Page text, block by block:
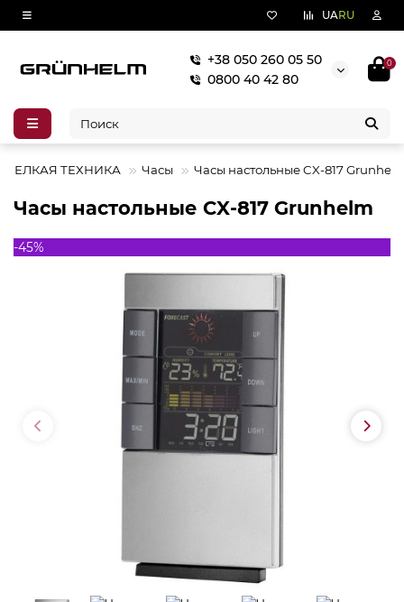
UARU
+38 050 260 05 50
0800 40 42 80
0
МЕЛКАЯ ТЕХНИКА Часы Часы настольные CX-817
Часы настольные CX-817 Grunhelm
-45%